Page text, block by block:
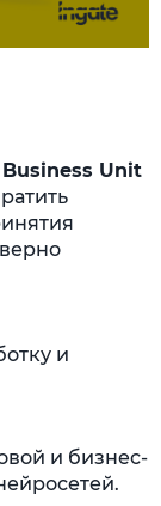
Unit
и
и бизнес-